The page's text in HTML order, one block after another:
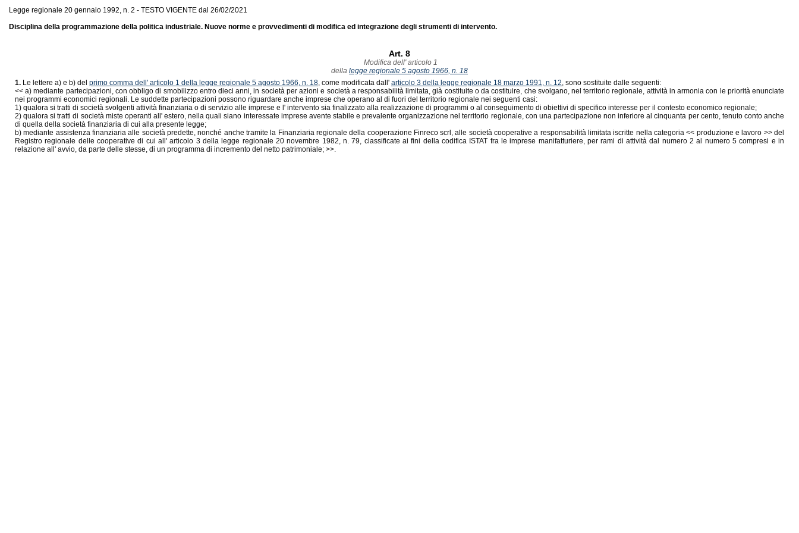
Legge regionale 20 gennaio 1992, n. 2 - TESTO VIGENTE dal 26/02/2021
Disciplina della programmazione della politica industriale. Nuove norme e provvedimenti di modifica ed integrazione degli strumenti di intervento.
Art. 8
Modifica dell' articolo 1
della legge regionale 5 agosto 1966, n. 18
1. Le lettere a) e b) del primo comma dell' articolo 1 della legge regionale 5 agosto 1966, n. 18, come modificata dall' articolo 3 della legge regionale 18 marzo 1991, n. 12, sono sostituite dalle seguenti:
<< a) mediante partecipazioni, con obbligo di smobilizzo entro dieci anni, in società per azioni e società a responsabilità limitata, già costituite o da costituire, che svolgano, nel territorio regionale, attività in armonia con le priorità enunciate
nei programmi economici regionali. Le suddette partecipazioni possono riguardare anche imprese che operano al di fuori del territorio regionale nei seguenti casi:
1) qualora si tratti di società svolgenti attività finanziaria o di servizio alle imprese e l' intervento sia finalizzato alla realizzazione di programmi o al conseguimento di obiettivi di specifico interesse per il contesto economico regionale;
2) qualora si tratti di società miste operanti all' estero, nella quali siano interessate imprese avente stabile e prevalente organizzazione nel territorio regionale, con una partecipazione non inferiore al cinquanta per cento, tenuto conto anche
di quella della società finanziaria di cui alla presente legge;
b) mediante assistenza finanziaria alle società predette, nonché anche tramite la Finanziaria regionale della cooperazione Finreco scrl, alle società cooperative a responsabilità limitata iscritte nella categoria << produzione e lavoro >> del
Registro regionale delle cooperative di cui all' articolo 3 della legge regionale 20 novembre 1982, n. 79, classificate ai fini della codifica ISTAT fra le imprese manifatturiere, per rami di attività dal numero 2 al numero 5 compresi e in
relazione all' avvio, da parte delle stesse, di un programma di incremento del netto patrimoniale; >>.